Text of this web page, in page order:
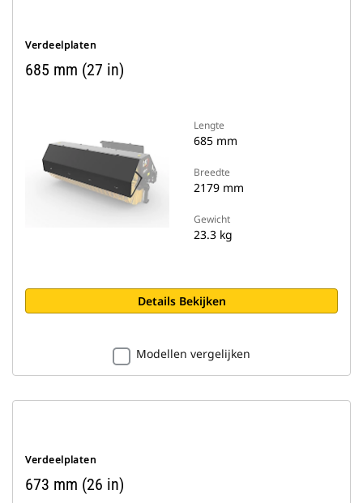
Verdeelplaten
685 mm (27 in)
Lengte
685 mm
Breedte
2179 mm
Gewicht
23.3 kg
Details Bekijken
Modellen vergelijken
Verdeelplaten
673 mm (26 in)